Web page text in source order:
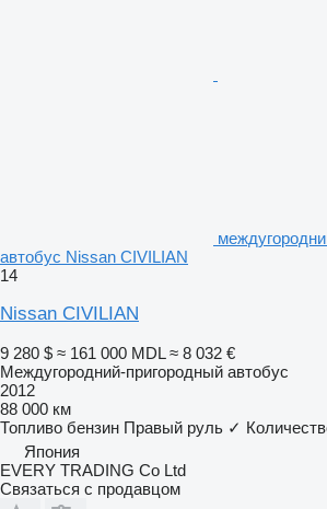
автобус Nissan CIVILIAN
14
Nissan CIVILIAN
9 280 $ ≈ 161 000 MDL ≈ 8 032 €
Междугородний-пригородный автобус
2012
88 000 км
Топливо бензин Правый руль ✓
Япония
EVERY TRADING Co Ltd
Связаться с продавцом